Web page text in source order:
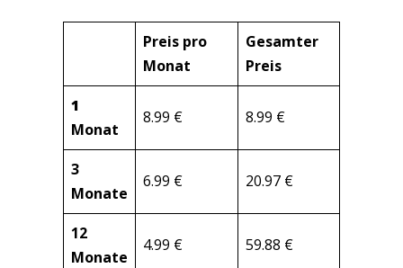
Preis pro
Monat
Gesamter
Preis
1
Monat
8.99 € 8.99 €
3
Monate
6.99 € 20.97 €
12
Monate
4.99 € 59.88 €